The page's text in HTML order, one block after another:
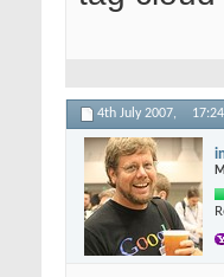
4th July 2007, 17:24